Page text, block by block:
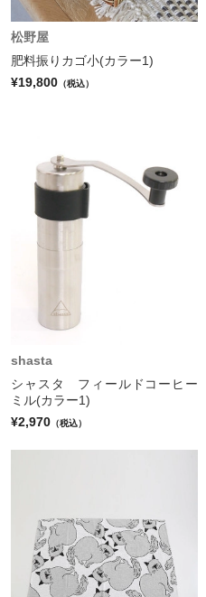
松野屋
肥料振りカゴ小(カラー1)
¥19,800 （税込）
shasta
シャスタ フィールドコーヒー
ミル(カラー1)
¥2,970 （税込）